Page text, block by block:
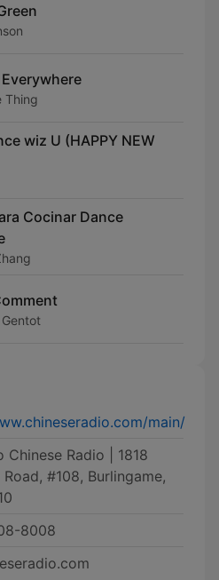
Thing
wiz U (HAPPY NEW
Cocinar Dance
main/
Chinese Radio | 1818
#108, Burlingame,
8008